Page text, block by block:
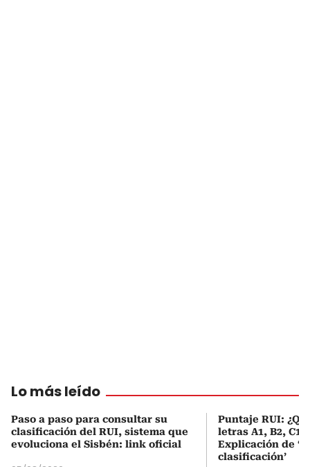
Lo más leído
Paso a paso para consultar su
clasificación del RUI, sistema que
evoluciona el Sisbén: link oficial
Puntaje RUI:
letras A1, B2, C1
Explicación de
clasificación’